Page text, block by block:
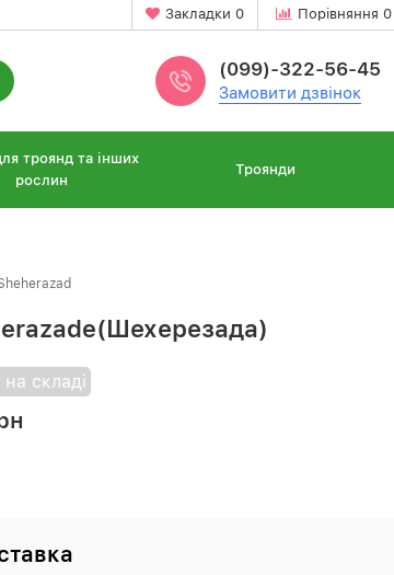
Закладки 0 Порівняння 0
(099)-322-56-45
Замовити дзвінок
троянд та інших
рослин
Троянди
складі